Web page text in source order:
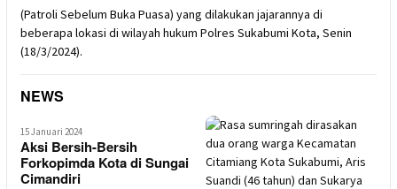
(Patroli Sebelum Buka Puasa) yang dilakukan jajarannya di
beberapa lokasi di wilayah hukum Polres Sukabumi Kota, Senin
(18/3/2024).
NEWS
15 Januari 2024
Aksi Bersih-Bersih
Forkopimda Kota di Sungai
Cimandiri